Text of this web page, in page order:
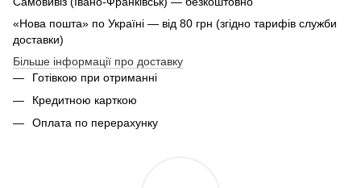
«Нова пошта» по Україні — від 80 грн (згідно тарифів служби
доставки)
Більше інформації про доставку
Готівкою при отриманні
Кредитною карткою
Оплата по перерахунку